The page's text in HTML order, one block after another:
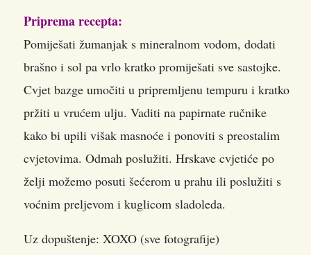
Priprema recepta:
Pomiješati žumanjak s mineralnom vodom, dodati
brašno i sol pa vrlo kratko promiješati sve sastojke.
Cvjet bazge umočiti u pripremljenu tempuru i kratko
pržiti u vrućem ulju. Vaditi na papirnate ručnike
kako bi upili višak masnoće i ponoviti s preostalim
cvjetovima. Odmah poslužiti. Hrskave cvjetiće po
želji možemo posuti šećerom u prahu ili poslužiti s
voćnim preljevom i kuglicom sladoleda.
Uz dopuštenje: XOXO (sve fotografije)